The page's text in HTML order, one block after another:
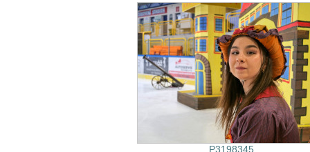
P3198345